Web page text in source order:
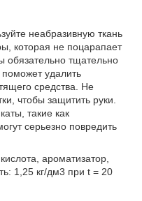
неабразивную ткань
которая не поцарапает
обязательно тщательно
удалить
средства. Не
чтобы защитить руки.
такие как
серьезно повредить
ароматизатор,
1,25 кг/дм3 при t = 20